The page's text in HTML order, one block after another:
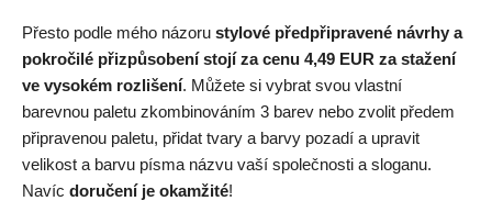
Přesto podle mého názoru stylové předpřipravené návrhy a
pokročilé přizpůsobení stojí za cenu 4,49 EUR za stažení
ve vysokém rozlišení. Můžete si vybrat svou vlastní
barevnou paletu zkombinováním 3 barev nebo zvolit předem
připravenou paletu, přidat tvary a barvy pozadí a upravit
velikost a barvu písma názvu vaší společnosti a sloganu.
Navíc doručení je okamžité!